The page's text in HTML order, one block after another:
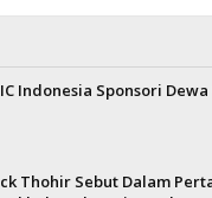
Indonesia Sponsori
Thohir Sebut Dalam